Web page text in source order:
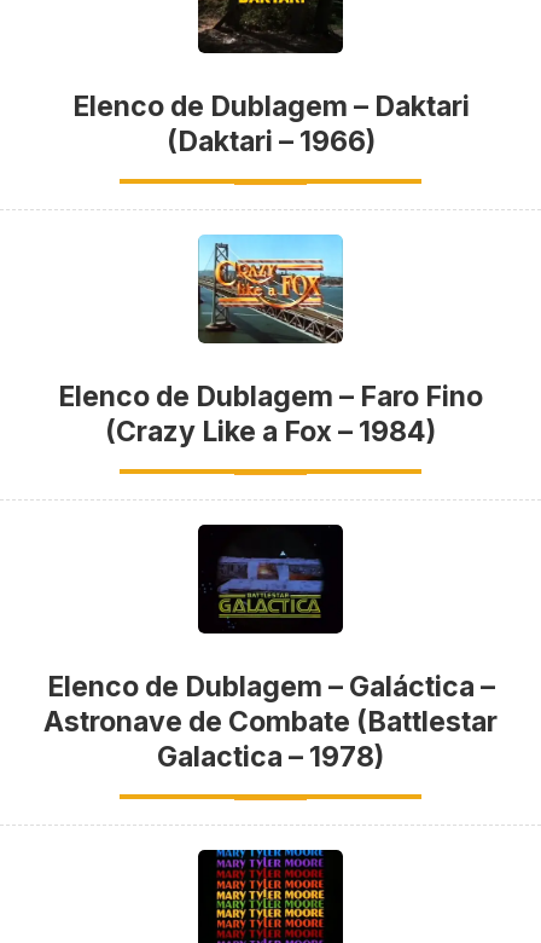
Elenco de Dublagem – Daktari
(Daktari – 1966)
Elenco de Dublagem – Faro Fino
(Crazy Like a Fox – 1984)
Elenco de Dublagem – Galáctica –
Astronave de Combate (Battlestar
Galactica – 1978)